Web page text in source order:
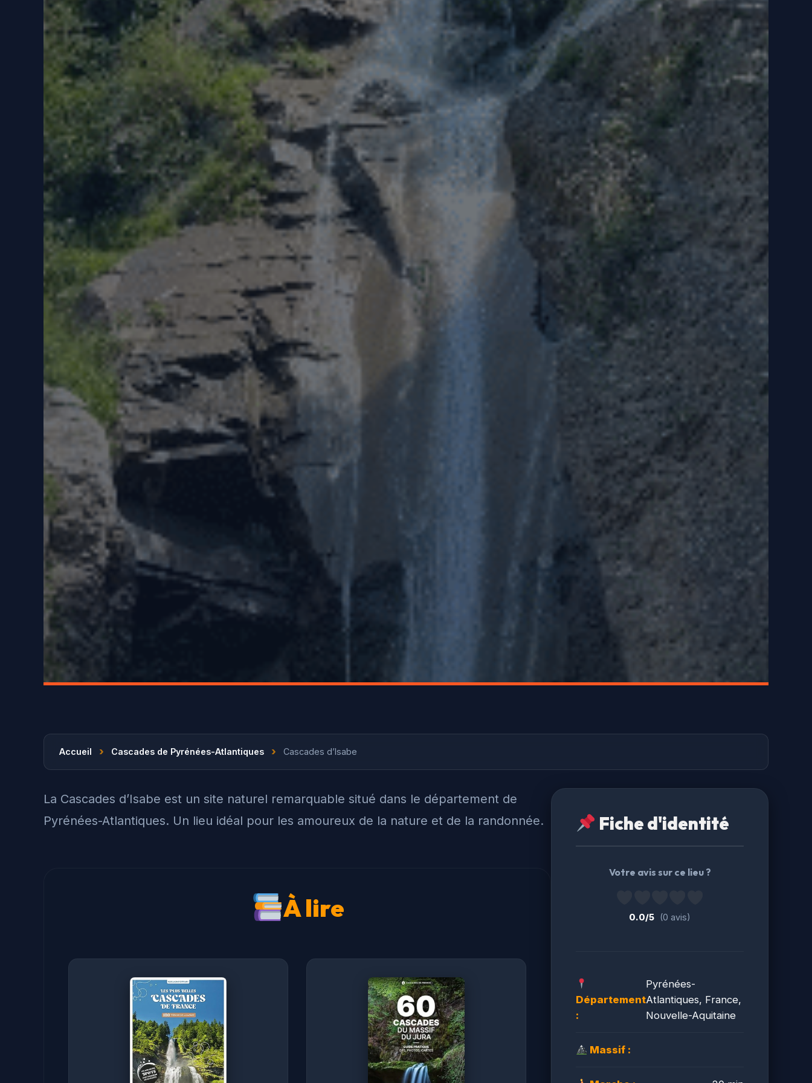
Accueil › Cascades de Pyrénées-Atlantiques › Cascades d’Isabe
La Cascades d’Isabe est un site naturel remarquable situé dans le département de
Pyrénées-Atlantiques. Un lieu idéal pour les amoureux de la nature et de la randonnée.
À lire
Fiche d'identité
Votre avis sur ce lieu ?
0.0/5 (0 avis)
Département
:
Pyrénées-
Atlantiques, France,
Nouvelle-Aquitaine
Massif :